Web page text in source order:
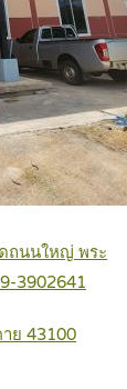
ถนนใหญ่ พระ
3902641
ย 43100